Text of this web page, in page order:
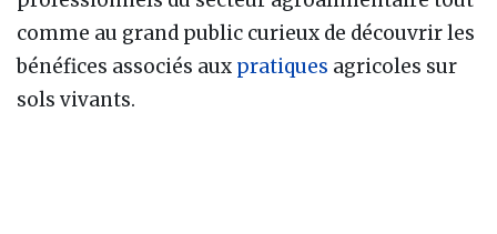
comme au grand public curieux de découvrir les
bénéfices associés aux pratiques agricoles sur
sols vivants.